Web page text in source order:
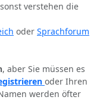
verstehen die
oder Sprachforum
, aber Sie müssen es
oder Ihren
werden öfter